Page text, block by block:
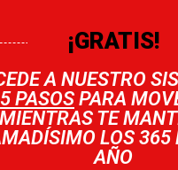
¡GRATIS!
A NUESTRO
5 PASOS PARA
MIENTRAS TE
LOS 365
AÑO